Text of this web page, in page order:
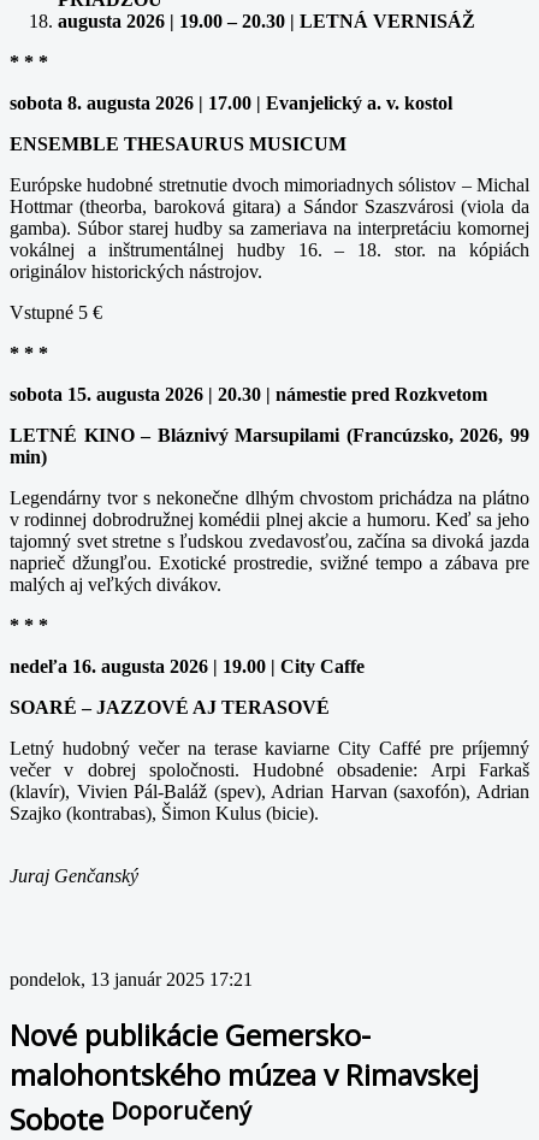
augusta 2026 | 19.00 – 20.30 | LETNÁ VERNISÁŽ
* * *
sobota 8. augusta 2026 | 17.00 | Evanjelický a. v. kostol
ENSEMBLE THESAURUS MUSICUM
Európske hudobné stretnutie dvoch mimoriadnych sólistov – Michal
Hottmar (theorba, baroková gitara) a Sándor Szaszvárosi (viola da
gamba). Súbor starej hudby sa zameriava na interpretáciu komornej
vokálnej a inštrumentálnej hudby 16. – 18. stor. na kópiách
originálov historických nástrojov.
Vstupné 5 €
* * *
sobota 15. augusta 2026 | 20.30 | námestie pred Rozkvetom
LETNÉ KINO – Bláznivý Marsupilami (Francúzsko, 2026, 99
min)
Legendárny tvor s nekonečne dlhým chvostom prichádza na plátno
v rodinnej dobrodružnej komédii plnej akcie a humoru. Keď sa jeho
tajomný svet stretne s ľudskou zvedavosťou, začína sa divoká jazda
naprieč džungľou. Exotické prostredie, svižné tempo a zábava pre
malých aj veľkých divákov.
* * *
nedeľa 16. augusta 2026 | 19.00 | City Caffe
SOARÉ – JAZZOVÉ AJ TERASOVÉ
Letný hudobný večer na terase kaviarne City Caffé pre príjemný
večer v dobrej spoločnosti. Hudobné obsadenie: Arpi Farkaš
(klavír), Vivien Pál-Baláž (spev), Adrian Harvan (saxofón), Adrian
Szajko (kontrabas), Šimon Kulus (bicie).
Juraj Genčanský
pondelok, 13 január 2025 17:21
Nové publikácie Gemersko-
malohontského múzea v Rimavskej
Sobote Doporučený